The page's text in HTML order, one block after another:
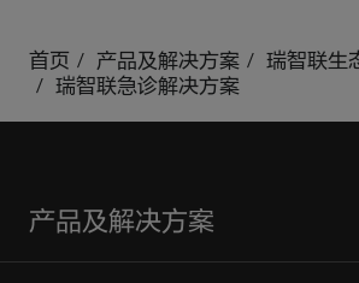
首页 产品及解决方案
瑞智联生
瑞智联急诊解决方案
产品及解决方案